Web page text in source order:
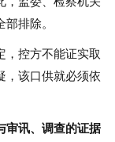
排除。
，控方不能证实取
，该口供就必须依
审讯、调查的证据